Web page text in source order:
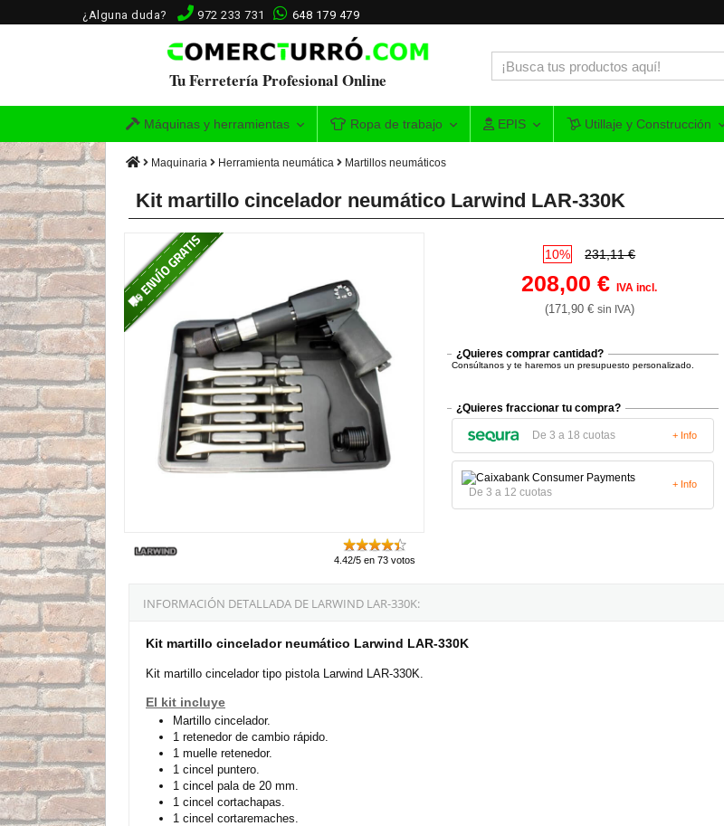
¿Alguna duda? 972 233 731 648 179 479
Tu Ferretería Profesional Online
Máquinas y herramientas Ropa de trabajo EPIS Utillaje y Construcción
Maquinaria Herramienta neumática Martillos neumáticos
Kit martillo cincelador neumático Larwind LAR-330K
4.42/5 en 73 votos
10% 231,11 €
208,00 €IVA incl.
(171,90 € sin IVA)
¿Quieres comprar cantidad?
Consúltanos y te haremos un presupuesto personalizado.
¿Quieres fraccionar tu compra?
De 3 a 18 cuotas + Info
De 3 a 12 cuotas
+ Info
INFORMACIÓN DETALLADA DE LARWIND LAR-330K:
Kit martillo cincelador neumático Larwind LAR-330K
Kit martillo cincelador tipo pistola Larwind LAR-330K.
El kit incluye
Martillo cincelador.
1 retenedor de cambio rápido.
1 muelle retenedor.
1 cincel puntero.
1 cincel pala de 20 mm.
1 cincel cortachapas.
1 cincel cortaremaches.